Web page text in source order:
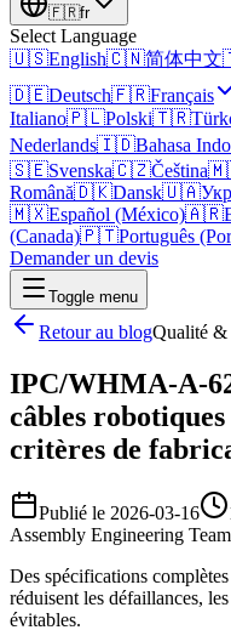
🇫🇷fr
Select Language
🇺🇸English🇨🇳简体中文
🇩🇪Deutsch🇫🇷Français
Italiano🇵🇱Polski🇹🇷
Nederlands🇮🇩Bahasa
🇸🇪Svenska🇨🇿Čeština
Română🇩🇰Dansk🇺🇦
🇲🇽Español (México)🇦🇷
(Canada)🇵🇹Português
Demander un devis
Toggle menu
Retour au blogQualité &
IPC/WHMA-A-
câbles
critères de
Publié le 2026-03-16
Assembly Engineering Team
Des spécifications
réduisent les défaillances,
évitables.